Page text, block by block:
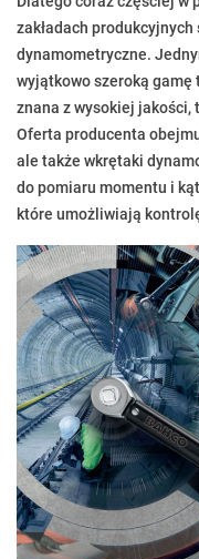
zakładach
dynamometryczne.
wyjątkowo szeroką gamę
znana z wysokiej jakości,
Oferta producenta
ale także wkrętaki
do pomiaru momentu i
które umożliwiają